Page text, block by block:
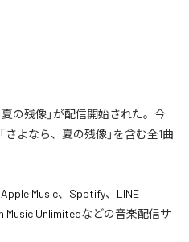
の残像」が配信開始された。今
よなら、夏の残像」を含む全1曲
Apple Music、 Spotify、 LINE
Music Unlimitedなどの音楽配信サ